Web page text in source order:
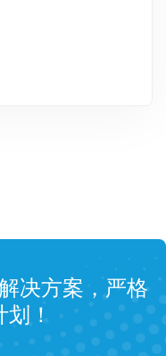
决方案，严格
！